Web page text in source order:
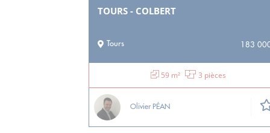
TOURS - COLBERT
Tours 183
59 m² 3 pièces
Olivier PÉAN